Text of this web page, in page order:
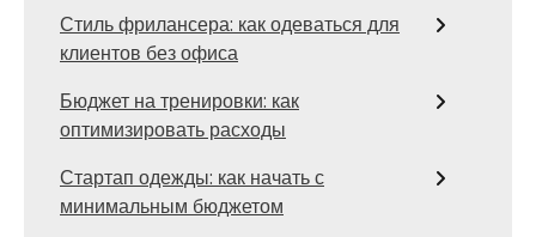
Стиль фрилансера: как одеваться для
клиентов без офиса
Бюджет на тренировки: как
оптимизировать расходы
Стартап одежды: как начать с
минимальным бюджетом